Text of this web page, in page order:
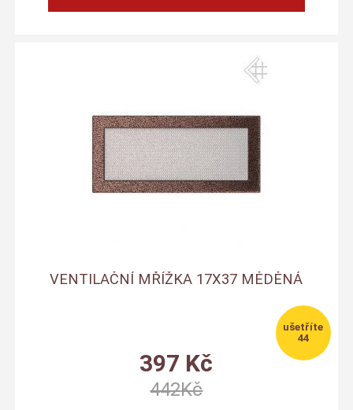
VENTILAČNÍ MŘÍŽKA 17X37 MĚDĚNÁ
397 Kč
44
442Kč